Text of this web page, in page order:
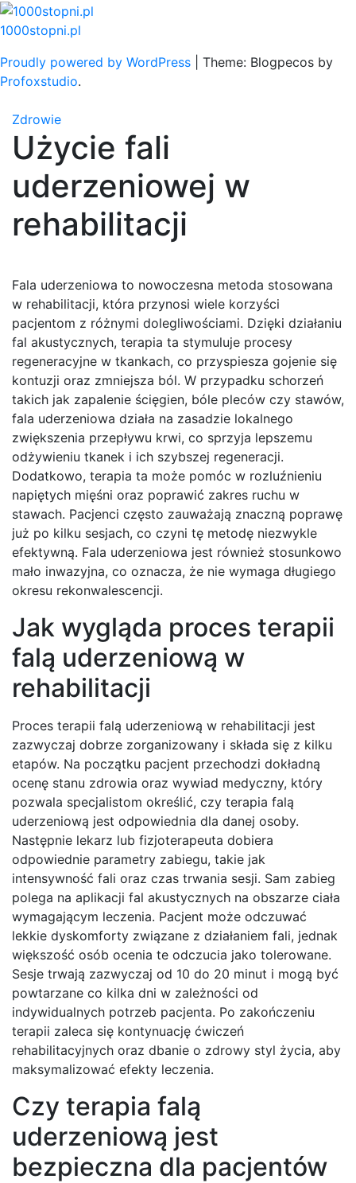
Skip
to
1000stopni.pl
Proudly powered by WordPress
Theme: Blogpecos by
Profoxstudio.
Zdrowie
Użycie fali
uderzeniowej w
rehabilitacji
Fala uderzeniowa to nowoczesna metoda stosowana
w rehabilitacji, która przynosi wiele korzyści
pacjentom z różnymi dolegliwościami. Dzięki działaniu
fal akustycznych, terapia ta stymuluje procesy
regeneracyjne w tkankach, co przyspiesza gojenie się
kontuzji oraz zmniejsza ból. W przypadku schorzeń
takich jak zapalenie ścięgien, bóle pleców czy stawów,
fala uderzeniowa działa na zasadzie lokalnego
zwiększenia przepływu krwi, co sprzyja lepszemu
odżywieniu tkanek i ich szybszej regeneracji.
Dodatkowo, terapia ta może pomóc w rozluźnieniu
napiętych mięśni oraz poprawić zakres ruchu w
stawach. Pacjenci często zauważają znaczną poprawę
już po kilku sesjach, co czyni tę metodę niezwykle
efektywną. Fala uderzeniowa jest również stosunkowo
mało inwazyjna, co oznacza, że nie wymaga długiego
okresu rekonwalescencji.
Jak wygląda proces terapii
falą uderzeniową w
rehabilitacji
Proces terapii falą uderzeniową w rehabilitacji jest
zazwyczaj dobrze zorganizowany i składa się z kilku
etapów. Na początku pacjent przechodzi dokładną
ocenę stanu zdrowia oraz wywiad medyczny, który
pozwala specjalistom określić, czy terapia falą
uderzeniową jest odpowiednia dla danej osoby.
Następnie lekarz lub fizjoterapeuta dobiera
odpowiednie parametry zabiegu, takie jak
intensywność fali oraz czas trwania sesji. Sam zabieg
polega na aplikacji fal akustycznych na obszarze ciała
wymagającym leczenia. Pacjent może odczuwać
lekkie dyskomforty związane z działaniem fali, jednak
większość osób ocenia te odczucia jako tolerowane.
Sesje trwają zazwyczaj od 10 do 20 minut i mogą być
powtarzane co kilka dni w zależności od
indywidualnych potrzeb pacjenta. Po zakończeniu
terapii zaleca się kontynuację ćwiczeń
rehabilitacyjnych oraz dbanie o zdrowy styl życia, aby
maksymalizować efekty leczenia.
Czy terapia falą
uderzeniową jest
bezpieczna dla pacjentów